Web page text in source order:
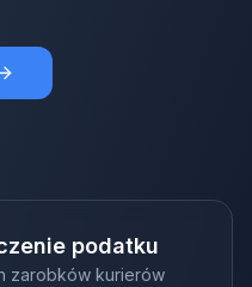
podatku
zarobków kurierów